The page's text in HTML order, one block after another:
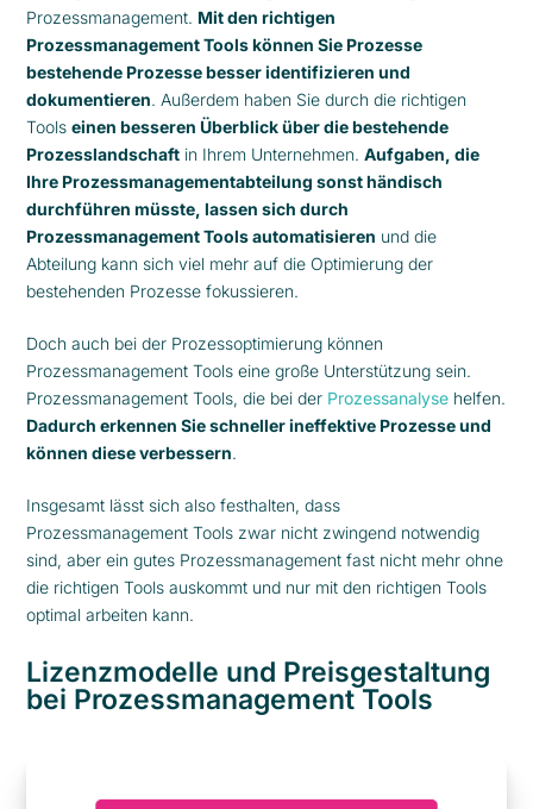
Prozessmanagement. Mit den richtigen
Prozessmanagement Tools können Sie Prozesse
bestehende Prozesse besser identifizieren und
dokumentieren. Außerdem haben Sie durch die richtigen
Toolseinen besseren Überblick über die bestehende
Prozesslandschaft in Ihrem Unternehmen.Aufgaben, die
Ihre Prozessmanagementabteilung sonst händisch
durchführen müsste, lassen sich durch
Prozessmanagement Tools automatisieren und die
Abteilung kann sich viel mehr auf die Optimierung der
bestehenden Prozesse fokussieren.
Doch auch bei der Prozessoptimierung können
Prozessmanagement Tools eine große Unterstützung sein.
Prozessmanagement Tools, die bei der Prozessanalyse helfen.
Dadurch erkennen Sie schneller ineffektive Prozesse und
können diese verbessern.
Insgesamt lässt sich also festhalten, dass
Prozessmanagement Tools zwar nicht zwingend notwendig
sind, aber ein gutes Prozessmanagement fast nicht mehr ohne
die richtigen Tools auskommt und nur mit den richtigen Tools
optimal arbeiten kann.
Lizenzmodelle und Preisgestaltung
bei Prozessmanagement Tools